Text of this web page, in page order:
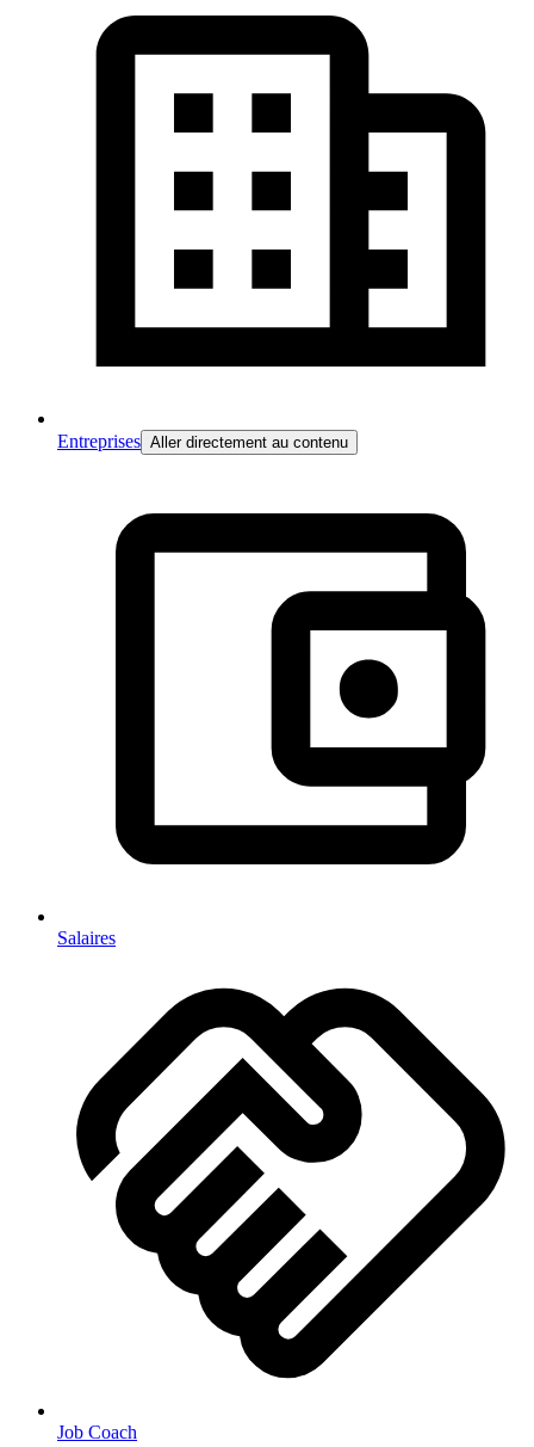
Entreprises Aller directement au contenu
Salaires
Job Coach